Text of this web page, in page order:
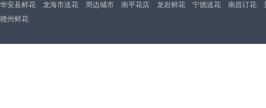
华安县鲜花
龙海市送花 周边城市 南平花店 龙岩鲜花 宁德送花 南昌订花
赣州鲜花